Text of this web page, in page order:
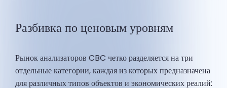
Разбивка по ценовым уровням
Рынок анализаторов CBC четко разделяется на три
отдельные категории, каждая из которых предназначена
для различных типов объектов и экономических реалий: